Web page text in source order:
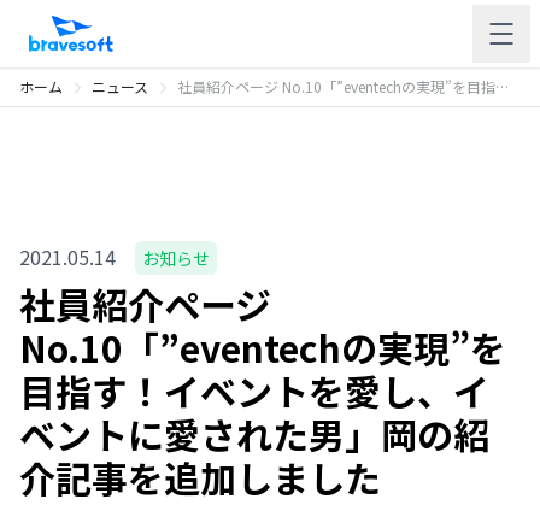
ホーム ニュース 社員紹介ページ No.10「”eventechの実現”を目指す！イベントを愛し、イベントに愛された男」岡の紹介記事を追加しました
2021.05.14 お知らせ
社員紹介ページ
No.10「”eventechの実現”を
目指す！イベントを愛し、イ
ベントに愛された男」岡の紹
介記事を追加しました